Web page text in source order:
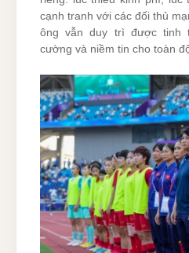
cạnh tranh với các đối thủ
ông vẫn duy trì được tinh
cường và niềm tin cho toàn